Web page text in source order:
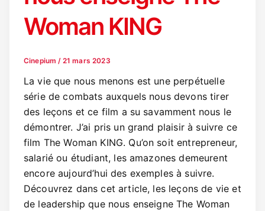
Woman KING
Cinepium/ 21 mars 2023
La vie que nous menons est une perpétuelle
série de combats auxquels nous devons tirer
des leçons et ce film a su savamment nous le
démontrer. J’ai pris un grand plaisir à suivre ce
film The Woman KING. Qu’on soit entrepreneur,
salarié ou étudiant, les amazones demeurent
encore aujourd’hui des exemples à suivre.
Découvrez dans cet article, les leçons de vie et
de leadership que nous enseigne The Woman